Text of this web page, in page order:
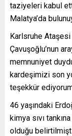
taziyeleri kabul
Malatya’da
Karlsruhe Ataşesi
Çavuşoğlu’nun
memnuniyet
kardeşimizi son
teşekkür
46 yaşındaki
kimya sıvı
olduğu